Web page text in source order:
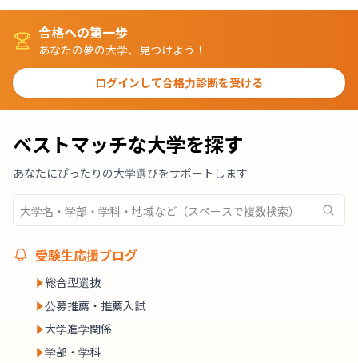
合格への第一歩
あなたの夢の大学、見つけよう！
ログインして合格力診断を受ける
ベストマッチな大学を探す
あなたにぴったりの大学選びをサポートします
受験生応援ブログ
総合型選抜
公募推薦・推薦入試
大学進学関係
学部・学科